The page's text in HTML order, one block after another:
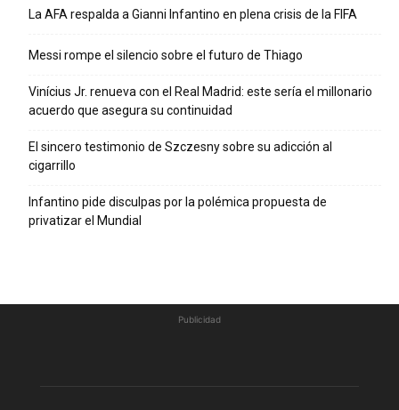
La AFA respalda a Gianni Infantino en plena crisis de la FIFA
Messi rompe el silencio sobre el futuro de Thiago
Vinícius Jr. renueva con el Real Madrid: este sería el millonario
acuerdo que asegura su continuidad
El sincero testimonio de Szczesny sobre su adicción al
cigarrillo
Infantino pide disculpas por la polémica propuesta de
privatizar el Mundial
Publicidad